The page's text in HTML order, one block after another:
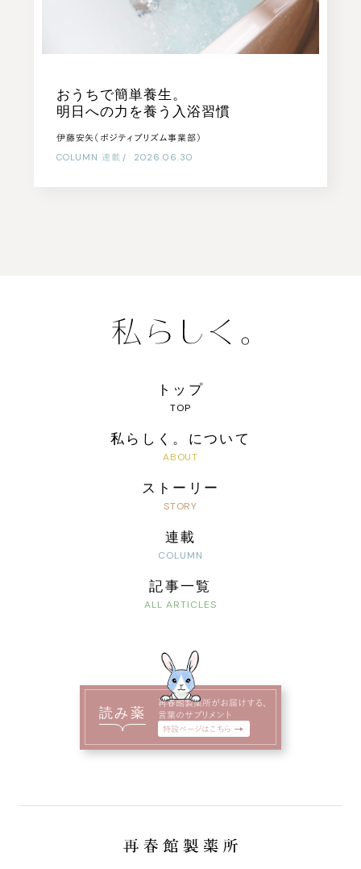
COLUMN 連載 | 2026.06.30
おうちで簡単養生。
明日への力を養う入浴習慣
伊藤安矢（ポジティブリズム事業部）
トップ
私らしく。について
ストーリー
記事一覧
連載
読み薬
再春館製薬所がお届けする、
言葉のサプリメント
特設ページはこちら